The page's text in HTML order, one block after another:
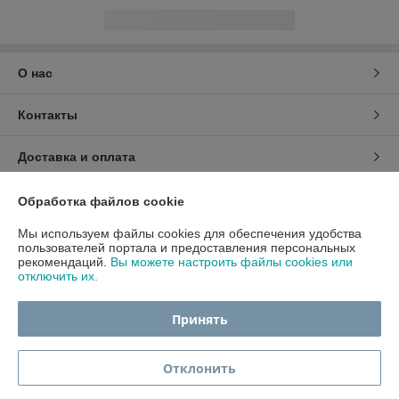
О нас
Контакты
Доставка и оплата
График работы
Полная версия сайта
Политика обработки cookies
Сайт создан на платформе Deal.by
Обработка файлов cookie
Мы используем файлы cookies для обеспечения удобства
пользователей портала и предоставления персональных
рекомендаций. Вы можете настроить файлы cookies или
отключить их.
Принять
Отклонить